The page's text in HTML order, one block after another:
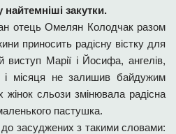
закутки.
отець Омелян Колодчак разом
приносить радісну вістку для
Марії і Йосифа, ангелів,
і місяця не залишив байдужим
жінок сльози змінювала радісна
пастушка.
засуджених з такими словами: